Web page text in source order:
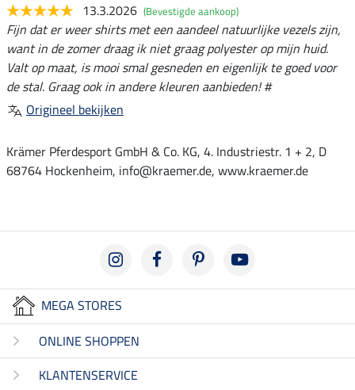
13.3.2026 (Bevestigde aankoop)
Fijn dat er weer shirts met een aandeel natuurlijke vezels zijn,
want in de zomer draag ik niet graag polyester op mijn huid.
Valt op maat, is mooi smal gesneden en eigenlijk te goed voor
de stal. Graag ook in andere kleuren aanbieden! #
Origineel bekijken
Krämer Pferdesport GmbH & Co. KG, 4. Industriestr. 1 + 2, D
68764 Hockenheim, info@kraemer.de, www.kraemer.de
MEGA STORES
ONLINE SHOPPEN
KLANTENSERVICE